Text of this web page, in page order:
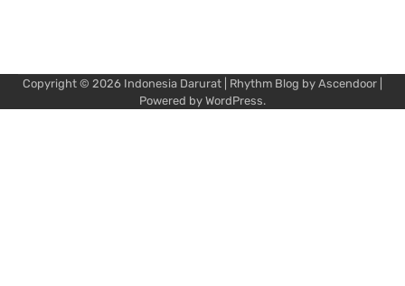
Copyright © 2026 Indonesia Darurat | Rhythm Blog by Ascendoor
Powered by WordPress.